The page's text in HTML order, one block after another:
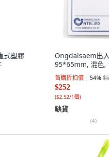
式塑膠
Ongdalsaem出
95*65mm, 混色,
首購折扣價 54%
$252
($2.52/1個)
缺貨
(4)